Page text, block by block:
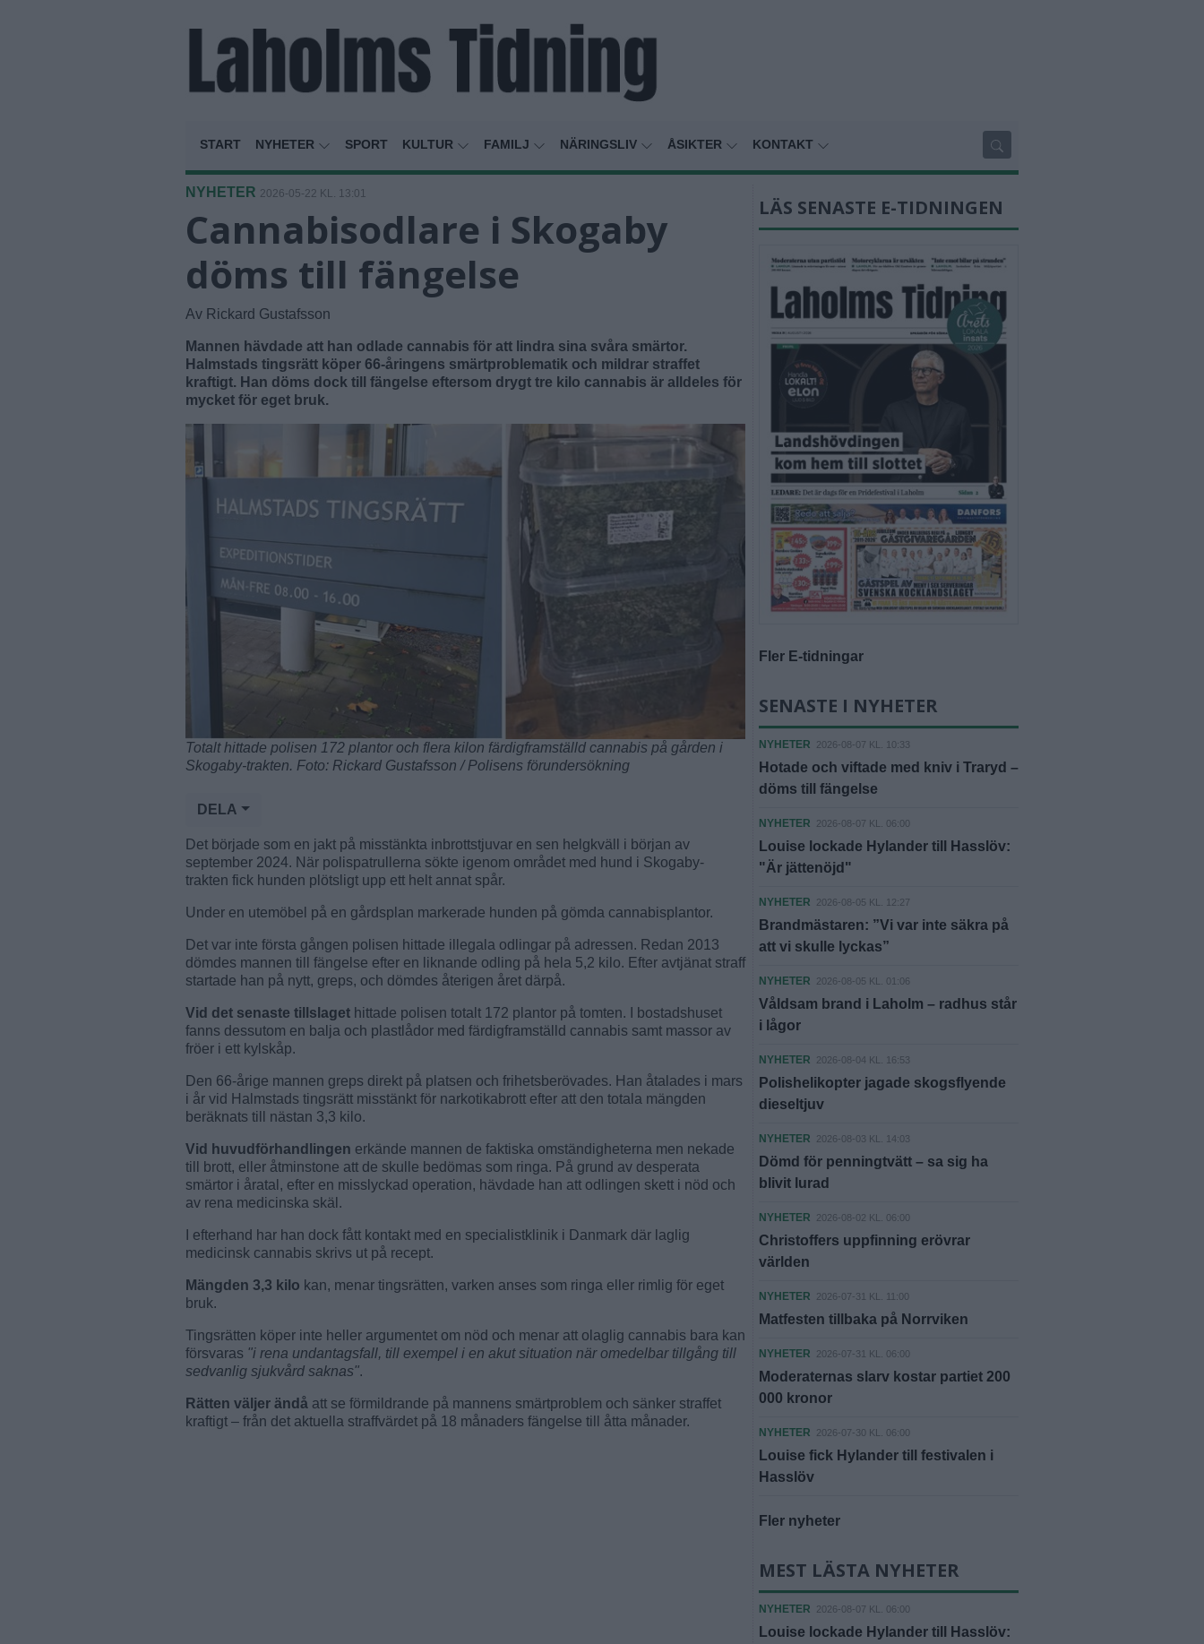
START NYHETER SPORT KULTUR FAMILJ NÄRINGSLIV ÅSIKTER KONTAKT
NYHETER 2026-05-22 KL. 13:01
Cannabisodlare i Skogaby
döms till fängelse
Av Rickard Gustafsson
Mannen hävdade att han odlade cannabis för att lindra sina svåra smärtor.
Halmstads tingsrätt köper 66-åringens smärtproblematik och mildrar straffet
kraftigt. Han döms dock till fängelse eftersom drygt tre kilo cannabis är alldeles för
mycket för eget bruk.
Totalt hittade polisen 172 plantor och flera kilon färdigframställd cannabis på gården i
Skogaby-trakten. Foto: Rickard Gustafsson / Polisens förundersökning
DELA
Det började som en jakt på misstänkta inbrottstjuvar en sen helgkväll i början av
september 2024. När polispatrullerna sökte igenom området med hund i Skogaby-
trakten fick hunden plötsligt upp ett helt annat spår.
Under en utemöbel på en gårdsplan markerade hunden på gömda cannabisplantor.
Det var inte första gången polisen hittade illegala odlingar på adressen. Redan 2013
dömdes mannen till fängelse efter en liknande odling på hela 5,2 kilo. Efter avtjänat straff
startade han på nytt, greps, och dömdes återigen året därpå.
Vid det senaste tillslaget hittade polisen totalt 172 plantor på tomten. I bostadshuset
fanns dessutom en balja och plastlådor med färdigframställd cannabis samt massor av
fröer i ett kylskåp.
Den 66-årige mannen greps direkt på platsen och frihetsberövades. Han åtalades i mars
i år vid Halmstads tingsrätt misstänkt för narkotikabrott efter att den totala mängden
beräknats till nästan 3,3 kilo.
Vid huvudförhandlingen erkände mannen de faktiska omständigheterna men nekade
till brott, eller åtminstone att de skulle bedömas som ringa. På grund av desperata
smärtor i åratal, efter en misslyckad operation, hävdade han att odlingen skett i nöd och
av rena medicinska skäl.
I efterhand har han dock fått kontakt med en specialistklinik i Danmark där laglig
medicinsk cannabis skrivs ut på recept.
Mängden 3,3 kilo kan, menar tingsrätten, varken anses som ringa eller rimlig för eget
bruk.
Tingsrätten köper inte heller argumentet om nöd och menar att olaglig cannabis bara kan
försvaras "i rena undantagsfall, till exempel i en akut situation när omedelbar tillgång till
sedvanlig sjukvård saknas".
Rätten väljer ändå att se förmildrande på mannens smärtproblem och sänker straffet
kraftigt – från det aktuella straffvärdet på 18 månaders fängelse till åtta månader.
LÄS SENASTE E-TIDNINGEN
Fler E-tidningar
SENASTE I NYHETER
NYHETER 2026-08-07 KL. 10:33
Hotade och viftade med kniv i Traryd –
döms till fängelse
NYHETER 2026-08-07 KL. 06:00
Louise lockade Hylander till Hasslöv:
"Är jättenöjd"
NYHETER 2026-08-05 KL. 12:27
Brandmästaren: ”Vi var inte säkra på
att vi skulle lyckas”
NYHETER 2026-08-05 KL. 01:06
Våldsam brand i Laholm – radhus står
i lågor
NYHETER 2026-08-04 KL. 16:53
Polishelikopter jagade skogsflyende
dieseltjuv
NYHETER 2026-08-03 KL. 14:03
Dömd för penningtvätt – sa sig ha
blivit lurad
NYHETER 2026-08-02 KL. 06:00
Christoffers uppfinning erövrar
världen
NYHETER 2026-07-31 KL. 11:00
Matfesten tillbaka på Norrviken
NYHETER 2026-07-31 KL. 06:00
Moderaternas slarv kostar partiet 200
000 kronor
NYHETER 2026-07-30 KL. 06:00
Louise fick Hylander till festivalen i
Hasslöv
Fler nyheter
MEST LÄSTA NYHETER
NYHETER 2026-08-07 KL. 06:00
Louise lockade Hylander till Hasslöv: